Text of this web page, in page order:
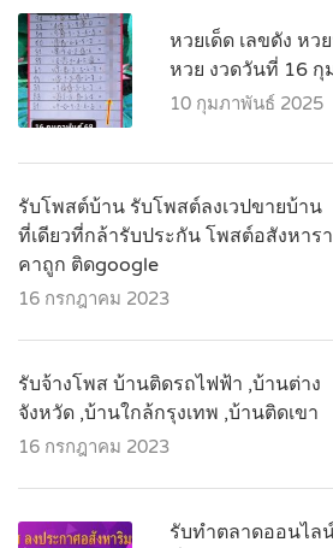
หวยเด็ด เลขดัง ห
หวย งวดวันที่ 16
10 กุมภาพันธ์ 2025
รับโพสต์บ้าน รับโพสต์ลงเวปขายบ้าน
ที่เดียวที่กล้ารับประกัน โพสต์อสังหารา
คาถูก ติดgoogle
16 กรกฎาคม 2023
รับจ้างโพส บ้านติดรถไฟฟ้า ,บ้านต่าง
จังหวัด ,บ้านใกล้กรุงเทพ ,บ้านติดเขา
16 กรกฎาคม 2023
รับทำตลาดออนไล